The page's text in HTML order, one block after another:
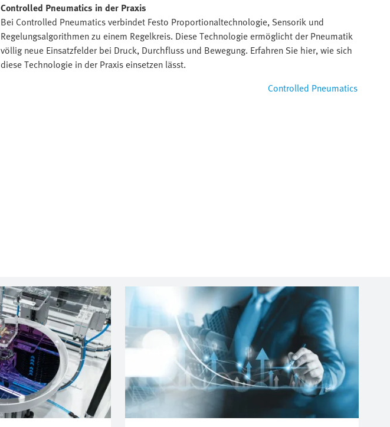
Controlled Pneumatics in der Praxis
Bei Controlled Pneumatics verbindet Festo Proportionaltechnologie, Sensorik und
Regelungsalgorithmen zu einem Regelkreis. Diese Technologie ermöglicht der Pneumatik
völlig neue Einsatzfelder bei Druck, Durchfluss und Bewegung. Erfahren Sie hier, wie sich
diese Technologie in der Praxis einsetzen lässt.
Controlled Pneumatics